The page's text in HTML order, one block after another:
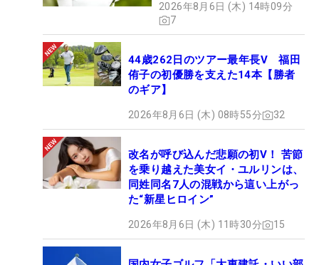
2026年8月6日 (木) 14時09分
7
44歳262日のツアー最年長V 福田
侑子の初優勝を支えた14本【勝者
のギア】
2026年8月6日 (木) 08時55分 32
改名が呼び込んだ悲願の初V！ 苦節
を乗り越えた美女イ・ユルリンは、
同姓同名7人の混戦から這い上がっ
た“新星ヒロイン”
2026年8月6日 (木) 11時30分 15